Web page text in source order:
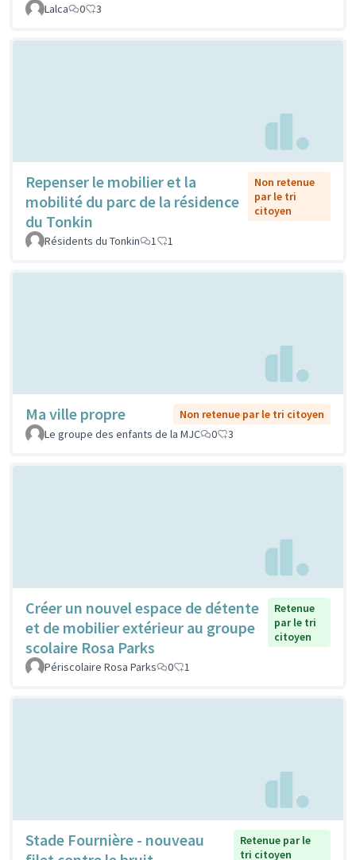
Lalca
0 3
Repenser le mobilier et la
mobilité du parc de la résidence
du Tonkin
Non retenue
par le tri
citoyen
Résidents du Tonkin 1 1
Ma ville propre
Non retenue par le tri citoyen
Le groupe des enfants de la MJC
0 3
Créer un nouvel espace de détente
et de mobilier extérieur au groupe
scolaire Rosa Parks
Retenue
par le tri
citoyen
Périscolaire Rosa Parks 0 1
Stade Fournière - nouveau
Retenue par le
tri citoyen